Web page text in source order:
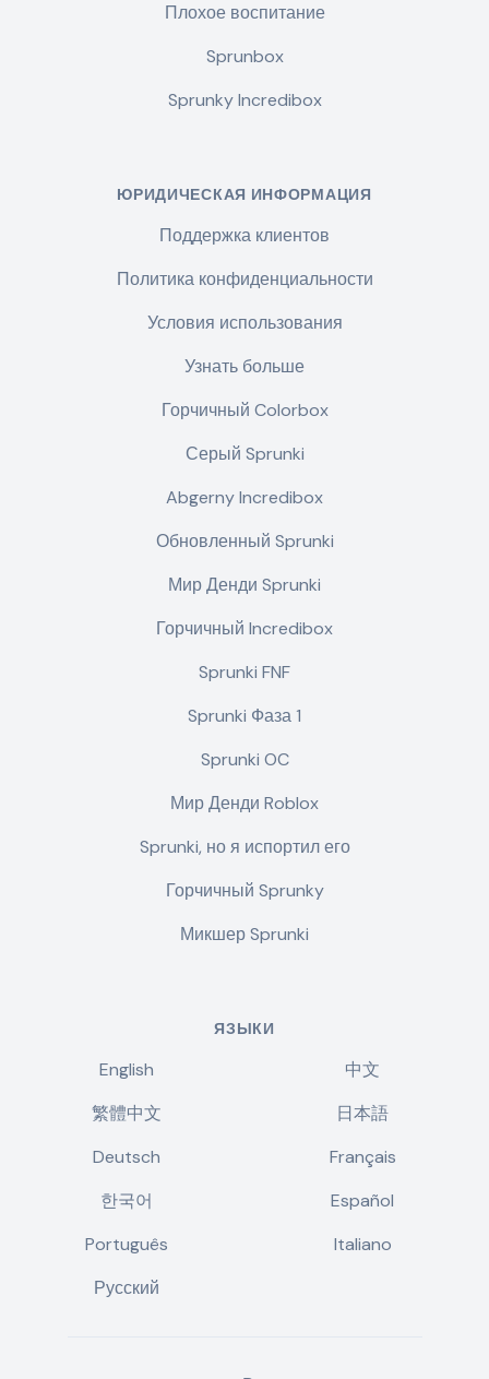
Плохое воспитание
Sprunbox
Sprunky Incredibox
ЮРИДИЧЕСКАЯ ИНФОРМАЦИЯ
Поддержка клиентов
Политика конфиденциальности
Условия использования
Узнать больше
Горчичный Colorbox
Серый Sprunki
Abgerny Incredibox
Обновленный Sprunki
Мир Денди Sprunki
Горчичный Incredibox
Sprunki FNF
Sprunki Фаза 1
Sprunki OC
Мир Денди Roblox
Sprunki, но я испортил его
Горчичный Sprunky
Микшер Sprunki
ЯЗЫКИ
English
中文
繁體中文
日本語
Deutsch
Français
한국어
Español
Português
Italiano
Русский